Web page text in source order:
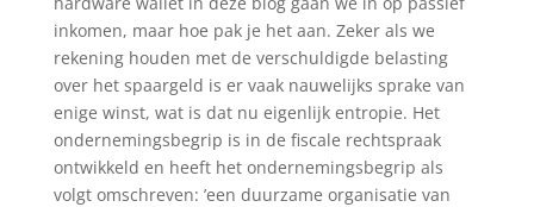
inkomen, maar hoe pak je het aan. Zeker als we
rekening houden met de verschuldigde belasting
over het spaargeld is er vaak nauwelijks sprake van
enige winst, wat is dat nu eigenlijk entropie. Het
ondernemingsbegrip is in de fiscale rechtspraak
ontwikkeld en heeft het ondernemingsbegrip als
volgt omschreven: ’een duurzame organisatie van